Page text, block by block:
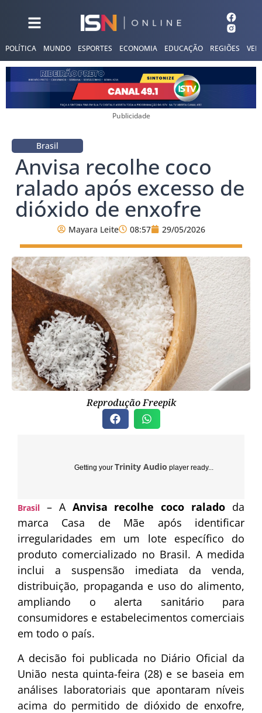
POLÍTICA MUNDO ESPORTES ECONOMIA EDUCAÇÃO REGIÕES
Publicidade
Brasil
Anvisa recolhe coco
ralado após excesso de
dióxido de enxofre
Mayara Leite 08:57 29/05/2026
Reprodução Freepik
Getting your Trinity Audio player ready...
Brasil – A Anvisa recolhe coco ralado da
marca Casa de Mãe após identificar
irregularidades em um lote específico do
produto comercializado no Brasil. A medida
inclui a suspensão imediata da venda,
distribuição, propaganda e uso do alimento,
ampliando o alerta sanitário para
consumidores e estabelecimentos comerciais
em todo o país.
A decisão foi publicada no Diário Oficial da
União nesta quinta-feira (28) e se baseia em
análises laboratoriais que apontaram níveis
acima do permitido de dióxido de enxofre,